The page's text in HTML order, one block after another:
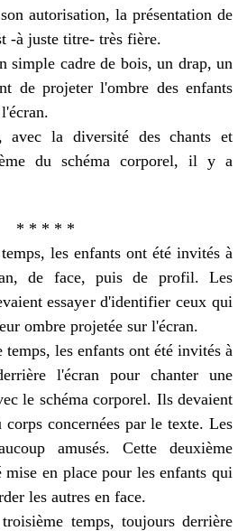
autorisation, la présentation de
-à juste titre- très fière.
cadre de bois, un drap, un
de projeter l'ombre des enfants
la diversité des chants et
du schéma corporel, il y a
* * * * *
les enfants ont été invités à
de face, puis de profil. Les
essayer d'identifier ceux qui
ombre projetée sur l'écran.
les enfants ont été invités à
l'écran pour chanter une
le schéma corporel. Ils devaient
concernées par le texte. Les
amusés. Cette deuxième
en place pour les enfants qui
les autres en face.
temps, toujours derrière